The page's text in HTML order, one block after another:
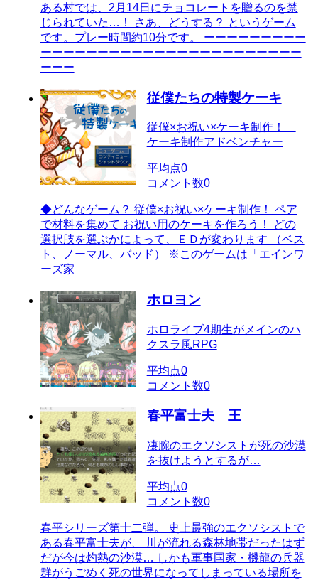
ある村では、2月14日にチョコレートを贈るのを禁
じられていた…！ さあ、どうする？ というゲーム
です。プレー時間約10分です。 ーーーーーーーーー
ーーーーーーーーーーーーーーーーーーーーーーー
ーーー
従僕たちの特製ケーキ
従僕×お祝い×ケーキ制作！
ケーキ制作アドベンチャー
平均点0
コメント数0
◆どんなゲーム？ 従僕×お祝い×ケーキ制作！ ペア
で材料を集めて お祝い用のケーキを作ろう！ どの
選択肢を選ぶかによって、ＥＤが変わります （ベス
ト、ノーマル、バッド） ※このゲームは「エインワ
ーズ家
ホロヨン
ホロライブ4期生がメインのハ
クスラ風RPG
平均点0
コメント数0
春平富士夫 王
凄腕のエクソシストが死の沙漠
を抜けようとするが…
平均点0
コメント数0
春平シリーズ第十二弾。 史上最強のエクソシストで
ある春平富士夫が、 川が流れる森林地帯だったはず
だが今は灼熱の沙漠… しかも軍事国家・機龍の兵器
群がうごめく死の世界になってしまっている場所を